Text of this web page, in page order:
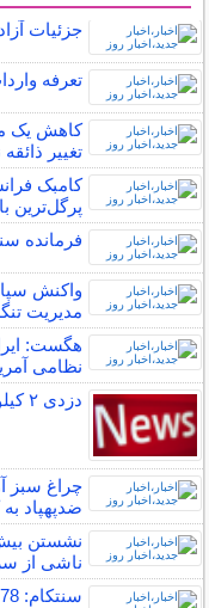
جزئیات
تعرفه
تغییر
کامبک
پرگل‌ترین
فرمانده
واکنش سپاه
مدیریت
هگست:
نظامی
دزدی ۲ کیلو طلا در جنگ
ضدپهپاد
ناشی از